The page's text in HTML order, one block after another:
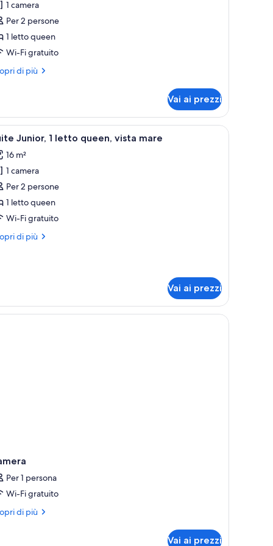
1 camera
Per 2 persone
1 letto queen
Wi-Fi gratuito
di più
Vai ai prezzi
due lampade ai comodini, un comodino con un telefono e vista sulla
Una camera d'albergo con un letto grande,
6 Junior, 1 letto queen, vista mare
16 m²
1 camera
Per 2 persone
1 letto queen
Wi-Fi gratuito
di più
Vai ai prezzi
Per 1 persona
Wi-Fi gratuito
di più
Vai ai prezzi